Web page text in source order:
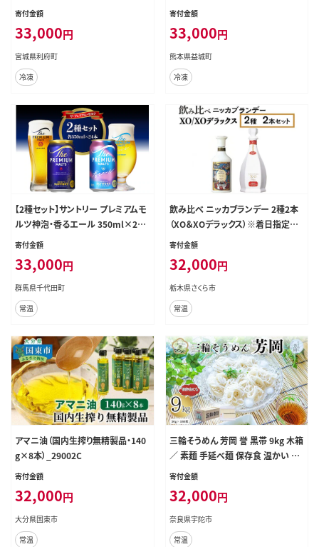
ん スライス 塩味 [牛タン タン塩 希
物 厚切 肉厚 おいしい 美味 牛 肉 焼
肉 バーベキュー BBQ 宮城県 利府
町 船田食品]
寄付金額
33,000円
宮城県利府町
冷凍
セット 馬肉 馬刺 お肉 霜降り 冷凍
寄付金額
33,000円
熊本県益城町
冷凍
【2種セット】サントリー プレミアムモ
ルツ神泡・香るエール 350ml×24
本 2種セット〈天然水のビール工場〉
可
寄付金額
33,000円
群馬県千代田町
常温
飲み比べ ニッカブランデー 2種2本
（XO＆XOデラックス）※着日指定不
可
寄付金額
32,000円
栃木県さくら市
常温
アマニ油（国内生搾り無精製品・140
g×8本）_29002C
寄付金額
32,000円
大分県国東市
常温
三輪そうめん 芳岡 誉 黒帯 9kg 木箱
／ 素麺 手延べ麺 保存食 温かい 鍋
の締め 化粧箱 お取り寄せ ギフト 奈
寄付金額
32,000円
奈良県宇陀市
常温